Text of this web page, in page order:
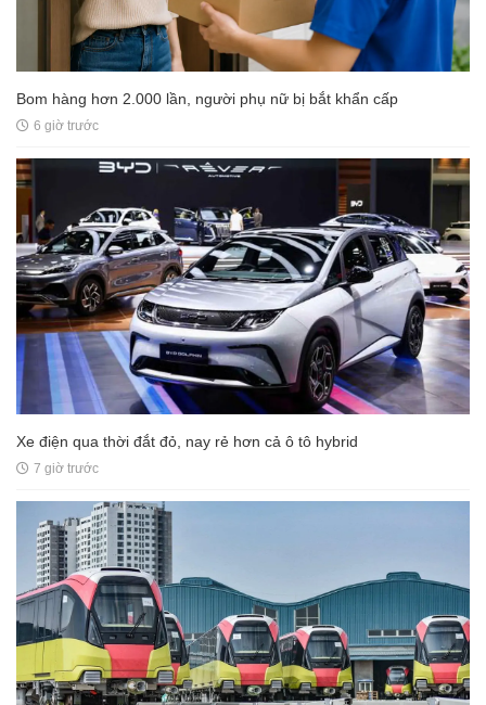
Bom hàng hơn 2.000 lần, người phụ nữ bị bắt khẩn cấp
6 giờ trước
Xe điện qua thời đắt đỏ, nay rẻ hơn cả ô tô hybrid
7 giờ trước